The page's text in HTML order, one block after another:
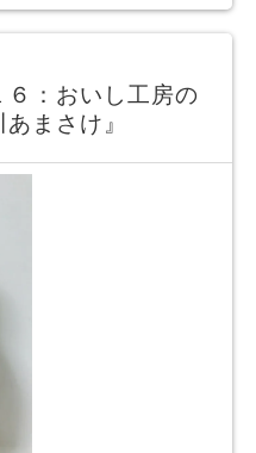
：おいし工房の
まさけ』